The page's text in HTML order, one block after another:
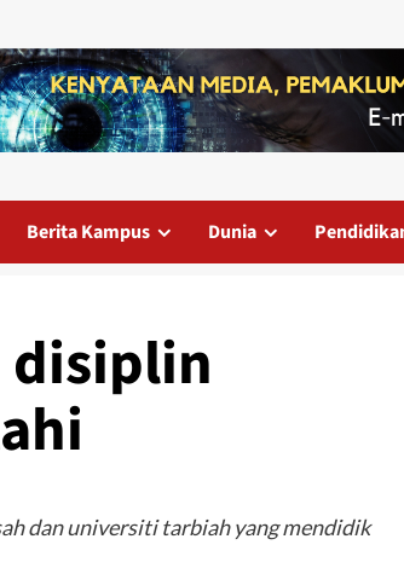
Berita Kampus Dunia
disiplin
dan universiti tarbiah yang mendidik